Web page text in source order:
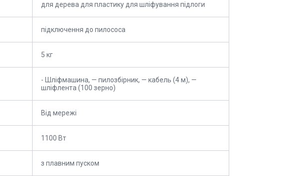
для дерева для пластику для шліфування підлоги
підключення до пилососа
5 кг
- Шліфмашина, — пилозбірник, — кабель (4 м), —
шліфлента (100 зерно)
Від мережі
1100 Вт
з плавним пуском